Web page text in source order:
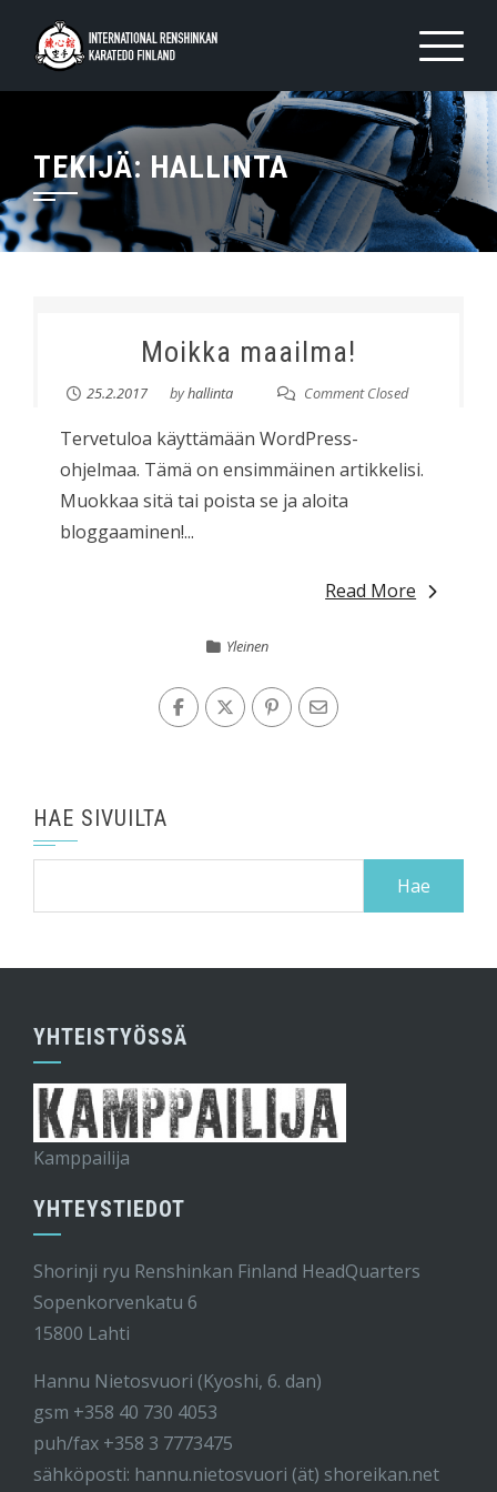
content
TEKIJÄ: HALLINTA
Moikka maailma!
25.2.2017 byhallinta Comment Closed
Tervetuloa käyttämään WordPress-
ohjelmaa. Tämä on ensimmäinen artikkelisi.
Muokkaa sitä tai poista se ja aloita
bloggaaminen!...
Read More
Yleinen
HAE SIVUILTA
YHTEISTYÖSSÄ
Kamppailija
YHTEYSTIEDOT
Shorinji ryu Renshinkan Finland HeadQuarters
Sopenkorvenkatu 6
15800 Lahti
Hannu Nietosvuori (Kyoshi, 6. dan)
gsm +358 40 730 4053
puh/fax +358 3 7773475
sähköposti: hannu.nietosvuori (ät) shoreikan.net